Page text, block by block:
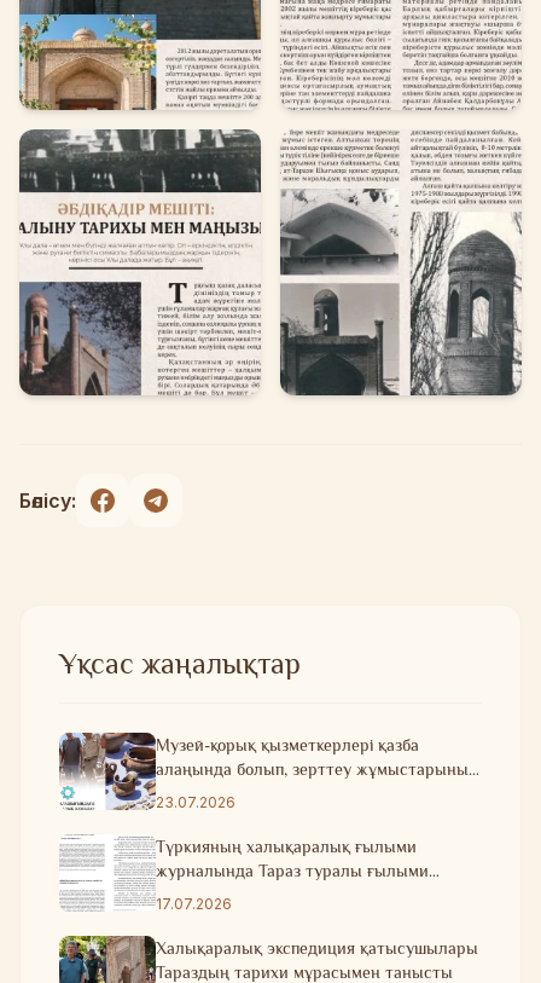
Бөлісу:
Ұқсас жаңалықтар
Музей-қорық қызметкерлері қазба
алаңында болып, зерттеу жұмыстарының
барысымен танысты
23.07.2026
Түркияның халықаралық ғылыми
журналында Тараз туралы ғылыми
мақала жарияланды
17.07.2026
Халықаралық экспедиция қатысушылары
Тараздың тарихи мұрасымен танысты